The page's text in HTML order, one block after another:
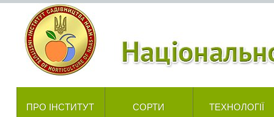
ПРО ІНСТИТУТ СОРТИ ТЕХНОЛОГІЇ